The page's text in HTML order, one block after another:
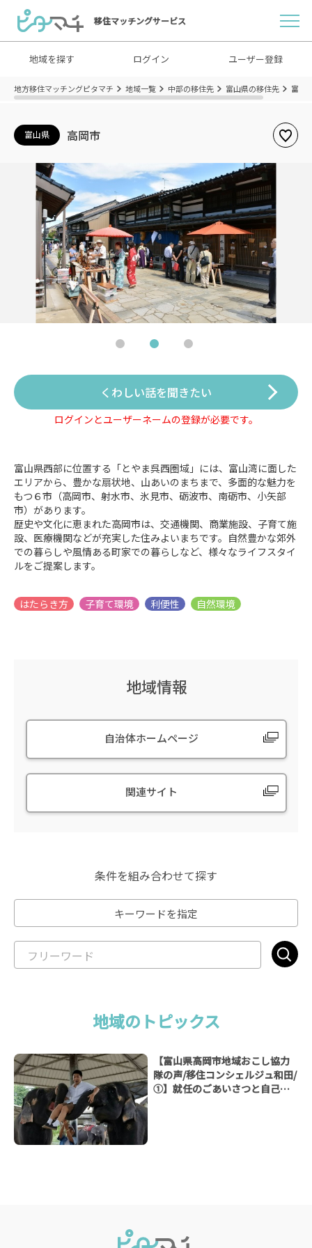
移住マッチングサービス
地域を探す ログイン ユーザー登録
地方移住マッチングピタマチ 地域一覧 中部の移住先 富山県の移住先 富山
富山県 高岡市
くわしい話を聞きたい
ログインとユーザーネームの登録が必要です。
富山県西部に位置する「とやま呉西圏域」には、富山湾に面した
エリアから、豊かな扇状地、山あいのまちまで、多面的な魅力を
もつ６市（高岡市、射水市、氷見市、砺波市、南砺市、小矢部
市）があります。
歴史や文化に恵まれた高岡市は、交通機関、商業施設、子育て施
設、医療機関などが充実した住みよいまちです。自然豊かな郊外
での暮らしや風情ある町家での暮らしなど、様々なライフスタイ
ルをご提案します。
地域情報
自治体ホームページ
関連サイト
条件を組み合わせて探す
キーワードを指定
地域のトピックス
【富山県高岡市地域おこし協力
隊の声/移住コンシェルジュ和田/
①】就任のごあいさつと自己紹